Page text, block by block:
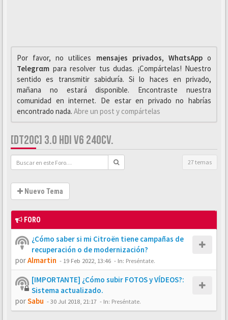
Por favor, no utilices mensajes privados, WhαtsAppo
Telegrαm para resolver tus dudas. ¡Compártelas! Nuestro
sentido es transmitir sabiduría. Si lo haces en privado,
mañana no estará disponible. Encontraste nuestra
comunidad en internet. De estar en privado no habrías
encontrado nada. Abre un post y compártelas
[DT20C] 3.0 HDI V6 240CV.
27 temas
Nuevo Tema
FORO
¿Cómo saber si mi Citroën tiene campañas de
recuperación o de modernización?
porAlmartin - 19 Feb 2022, 13:46 - In: Preséntate.
[IMPORTANTE] ¿Cómo subir FOTOS y VÍDEOS?:
Sistema actualizado.
porSabu -30 Jul 2018, 21:17 - In: Preséntate.